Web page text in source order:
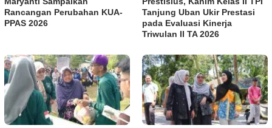
Rancangan Perubahan KUA-
PPAS 2026
Tanjung Uban Ukir Prestasi
pada Evaluasi Kinerja
Triwulan II TA 2026